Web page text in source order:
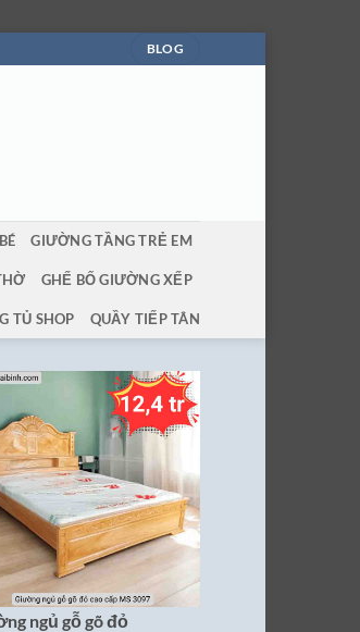
BLOG
GIƯỜNG TẦNG TRẺ EM
GHẾ BỐ GIƯỜNG XẾP
TỦ SHOP QUẦY TIẾP TÂN
ngủ gỗ gõ đỏ